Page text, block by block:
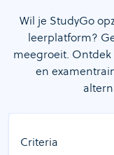
Wil je StudyGo
leerplatform?
meegroeit. Ontdek
en
Criteria